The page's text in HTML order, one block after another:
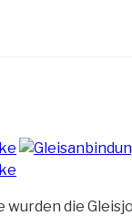
wurden die